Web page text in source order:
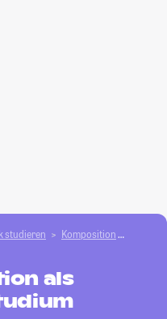
studieren Komposition
als